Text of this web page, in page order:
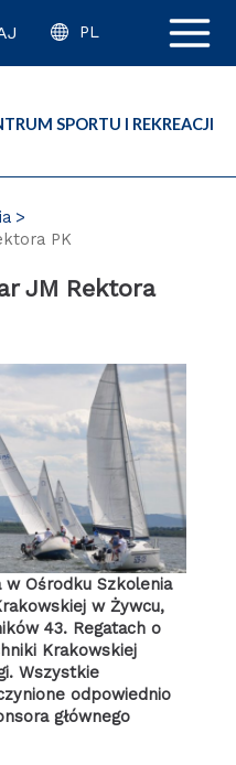
PL
SPORTU I REKREACJI
PK
JM Rektora
w Ośrodku Szkolenia
w Żywcu,
43. Regatach o
Krakowskiej
Wszystkie
odpowiednio
głównego